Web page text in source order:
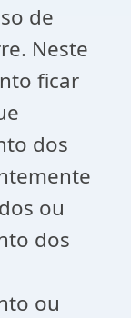
de
Neste
ficar
dos
ou
dos
ou